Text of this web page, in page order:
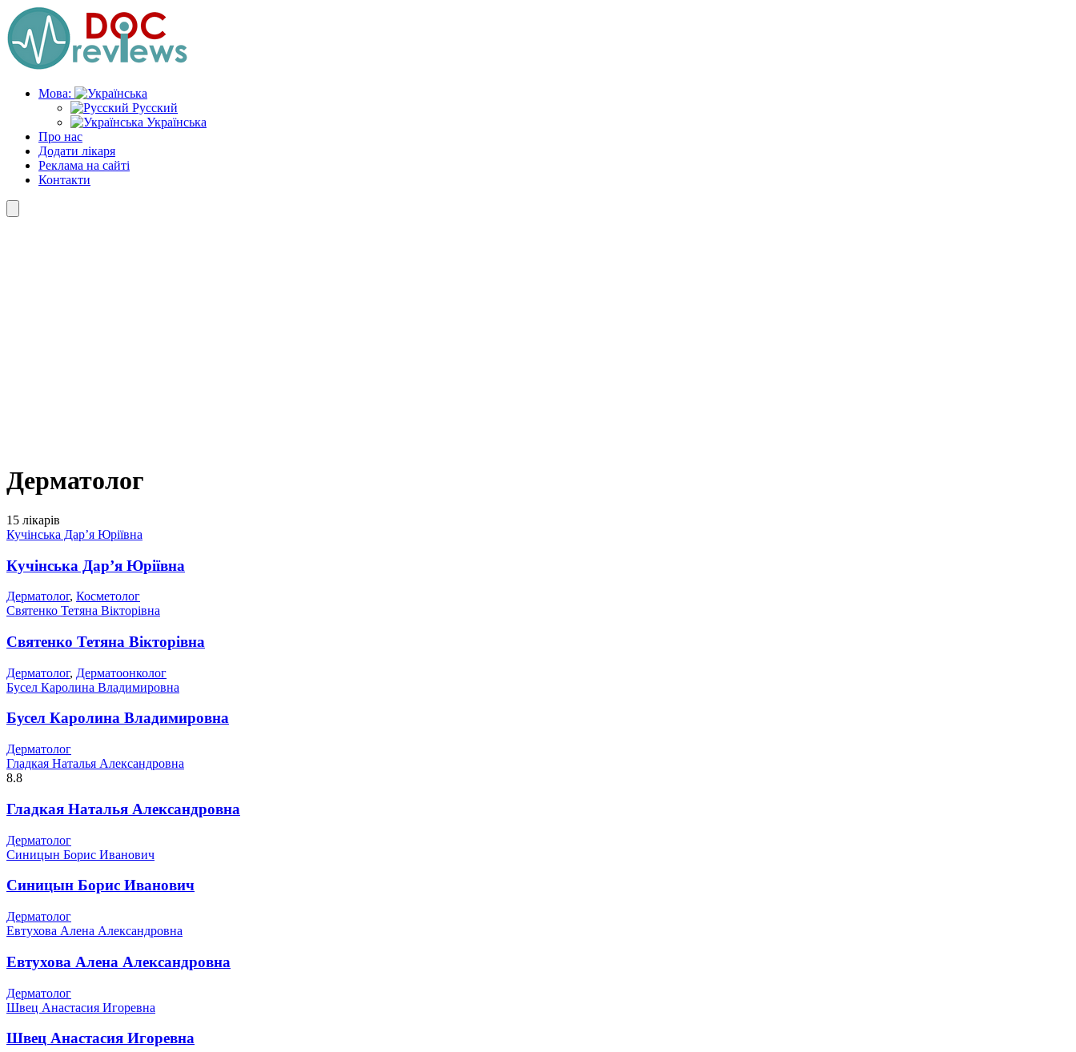
Skip
to
the
content
Мова:
Русский
Українська
Про нас
Додати лікаря
Реклама на сайті
Контакти
Дерматолог
15 лікарів
Кучінська Дар’я Юріївна
Кучінська Дар’я Юріївна
Дерматолог, Косметолог
Святенко Тетяна Вікторівна
Святенко Тетяна Вікторівна
Дерматолог, Дерматоонколог
Бусел Каролина Владимировна
Бусел Каролина Владимировна
Дерматолог
Гладкая Наталья Александровна
8.8
Гладкая Наталья Александровна
Дерматолог
Синицын Борис Иванович
Синицын Борис Иванович
Дерматолог
Евтухова Алена Александровна
Евтухова Алена Александровна
Дерматолог
Швец Анастасия Игоревна
Швец Анастасия Игоревна